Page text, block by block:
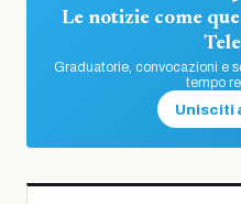
Le notizie come
Graduatorie, convocazioni e
tempo
Unisciti